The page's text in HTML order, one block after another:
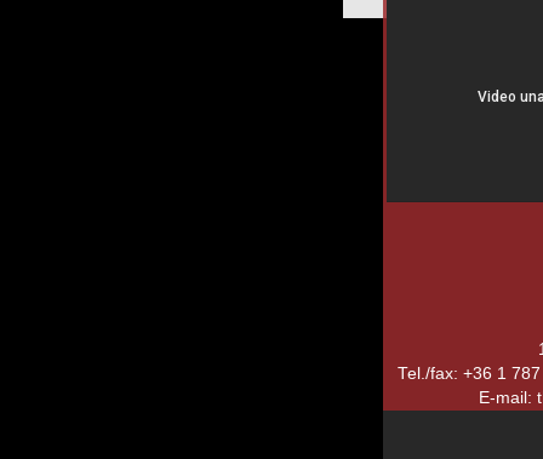
Tel./fax: +36 1
E-mail: